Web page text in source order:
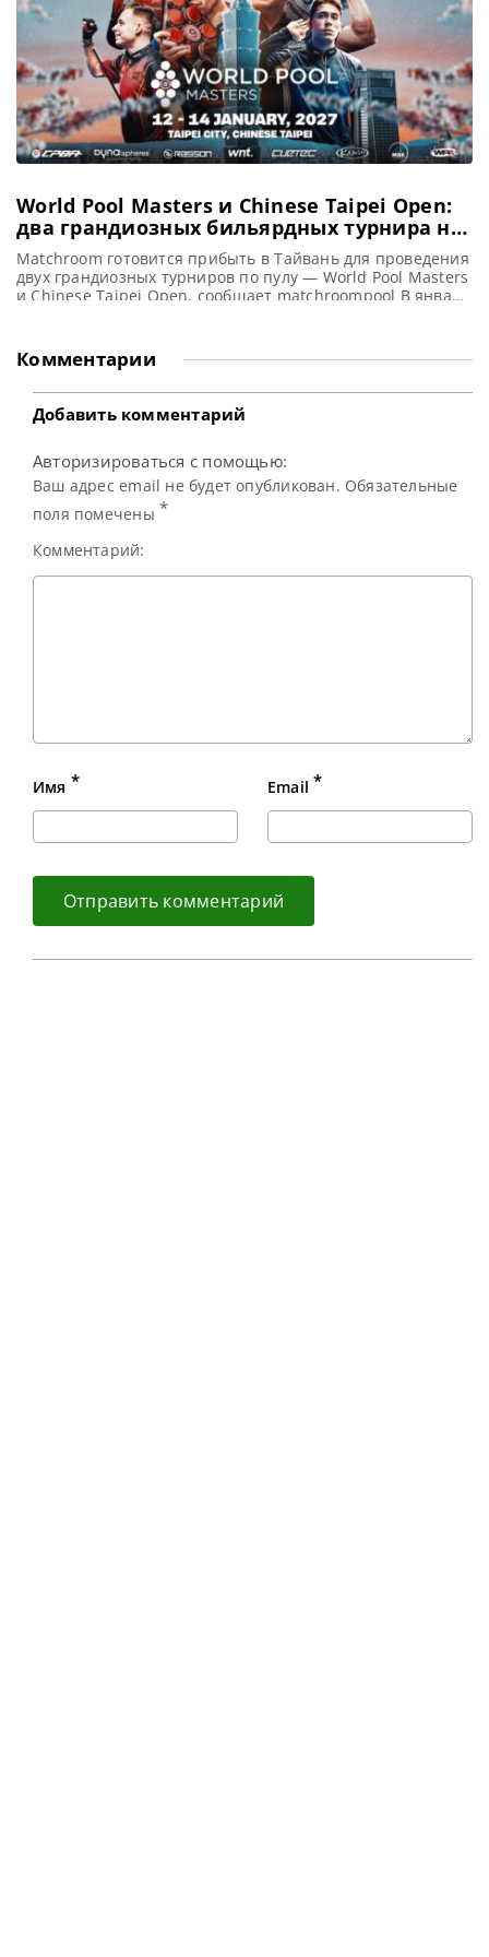
World Pool Masters и Chinese Taipei Open:
два грандиозных бильярдных турнира на
Тайване в январе 2027 года
Matchroom готовится прибыть в Тайвань для проведения
двух грандиозных турниров по пулу — World Pool Masters
и Chinese Taipei Open, сообщает matchroompool В январе
пройдет одновременно с Chinese Taipei Open. Это
беспрецедентное совместное мероприятие продлится
девять дней и подарит зрителям захватывающую игру в
Комментарии
Добавить комментарий
Авторизироваться с помощью:
Ваш адрес email не будет опубликован. Обязательные
поля помечены *
Комментарий:
Имя * Email *